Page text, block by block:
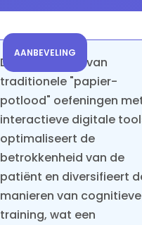
AANBEVELING
De combinatie van
traditionele "papier-
potlood" oefeningen
interactieve digitale
optimaliseert de
betrokkenheid van de
patiënt en diversifieert
manieren van cognitieve
training, wat een